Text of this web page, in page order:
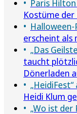
Paris Hilton
Kostüme
erscheint als
„Das
taucht
Dönerladen
Heidi Klum
„Wo ist der